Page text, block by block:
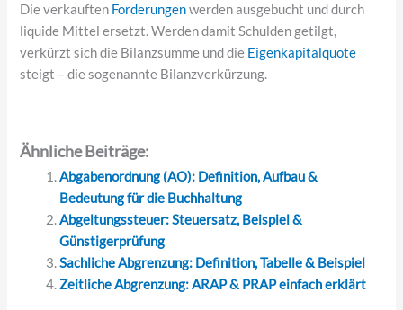
Die verkauften Forderungenwerden ausgebucht und durch
liquide Mittel ersetzt. Werden damit Schulden getilgt,
verkürzt sich die Bilanzsumme und die Eigenkapitalquote
steigt – die sogenannte Bilanzverkürzung.
Ähnliche Beiträge:
Abgabenordnung (AO): Definition, Aufbau &
Bedeutung für die Buchhaltung
Abgeltungssteuer: Steuersatz, Beispiel &
Günstigerprüfung
Sachliche Abgrenzung: Definition, Tabelle & Beispiel
Zeitliche Abgrenzung: ARAP & PRAP einfach erklärt